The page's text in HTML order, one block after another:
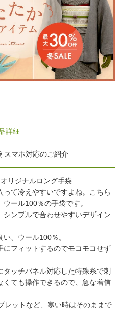
詳細
スマホ対応のご紹介
リジナルロング手袋
って冷えやすいですよね。こちら
ール100％の手袋です。
シンプルで合わせやすいデザイン
、ウール100％。
にフィットするのでモコモコせず
タッチパネル対応した特殊糸で刺
ても操作できるので、急な着信
レットなど、寒い時はそのままで